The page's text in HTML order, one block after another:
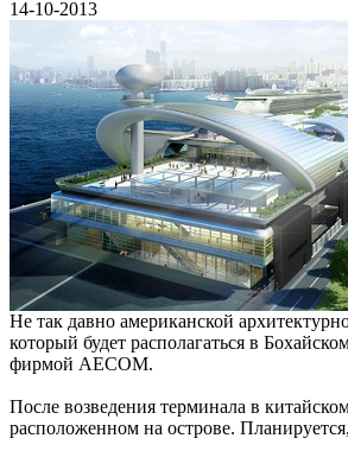
14-10-2013
Не так давно американской
который будет располагаться в
фирмой AECOM.
После возведения терминала в
расположенном на острове.